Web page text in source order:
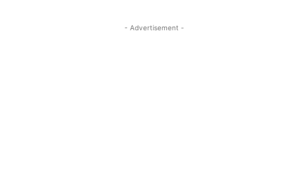
- Advertisement -